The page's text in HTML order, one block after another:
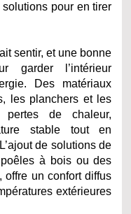
pour en tirer
sentir, et une bonne
garder l’intérieur
Des matériaux
les planchers et les
de chaleur,
stable tout en
de solutions de
à bois ou des
offre un confort diffus
extérieures